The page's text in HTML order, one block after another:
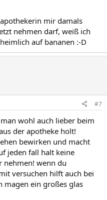
mir damals
nehmen darf, weiß ich
auf bananen :-D
#7
wohl auch lieber beim
der apotheke holt!
bewirken und macht
jeden fall halt keine
nehmen! wenn du
versuchen hilft auch bei
magen ein großes glas